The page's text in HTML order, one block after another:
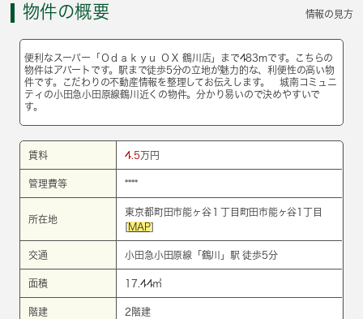
物件の概要 情報の見方
便利なスーパー「Ｏｄａｋｙｕ ＯＸ 鶴川店」まで483mです。こちらの
物件はアパートです。駅まで徒歩5分の立地が魅力的な、利便性の高い物
件です。こだわりの不動産情報を整理してお伝えします。 城南コミュニ
ティの小田急小田原線鶴川近くの物件。分かり易いので決めやすいで
す。
賃料 4.5万円
管理費等 ****
所在地
東京都町田市能ヶ谷１丁目町田市能ヶ谷1丁目
[MAP]
交通 小田急小田原線 「 鶴川 」駅 徒歩5分
面積 17.44㎡
階建 2階建